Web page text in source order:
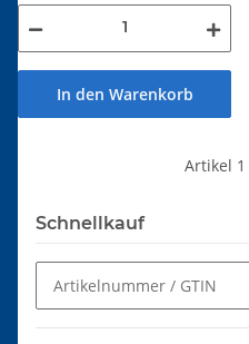
In den Warenkorb
Artikel 1
Schnellkauf